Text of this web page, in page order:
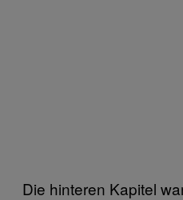
Die hinteren Kapitel